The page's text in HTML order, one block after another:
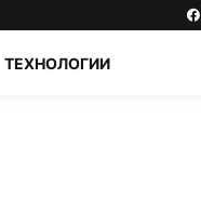
ТЕХНОЛОГИИ